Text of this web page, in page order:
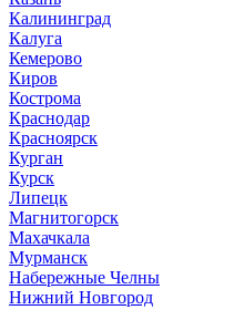
Калининград
Калуга
Кемерово
Киров
Кострома
Краснодар
Красноярск
Курган
Курск
Липецк
Магнитогорск
Махачкала
Мурманск
Набережные Челны
Нижний Новгород